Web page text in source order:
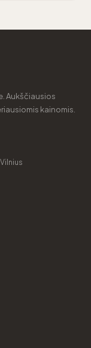
Aukščiausios
kainomis.